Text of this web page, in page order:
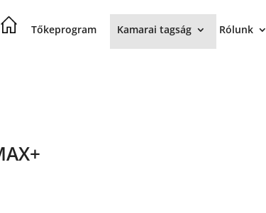
Tőkeprogram Kamarai tagság Rólunk